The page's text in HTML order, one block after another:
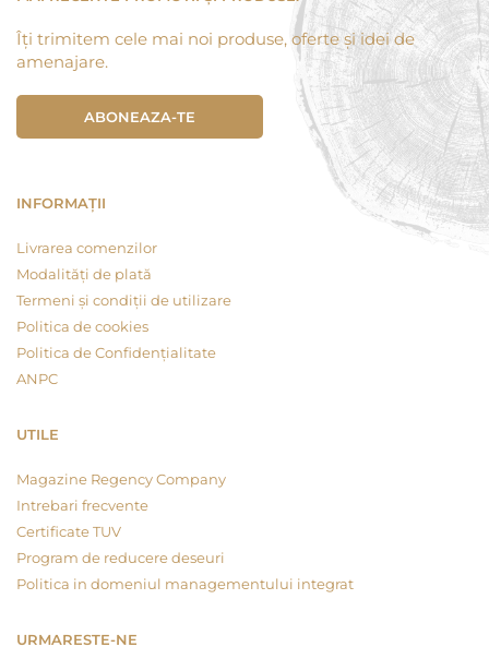
Îți trimitem cele mai noi produse, oferte și idei de
amenajare.
ABONEAZA-TE
INFORMAȚII
Livrarea comenzilor
Modalități de plată
Termeni și condiții de utilizare
Politica de cookies
Politica de Confidențialitate
ANPC
UTILE
Magazine Regency Company
Intrebari frecvente
Certificate TUV
Program de reducere deseuri
Politica in domeniul managementului integrat
URMARESTE-NE